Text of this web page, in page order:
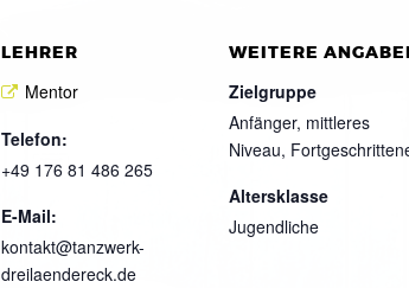
LEHRER
Mentor
Telefon:
+49 176 81 486 265
E-Mail:
kontakt@tanzwerk-
dreilaendereck.de
WEITERE
Zielgruppe
Anfänger, mittleres
Niveau,
Altersklasse
Jugendliche